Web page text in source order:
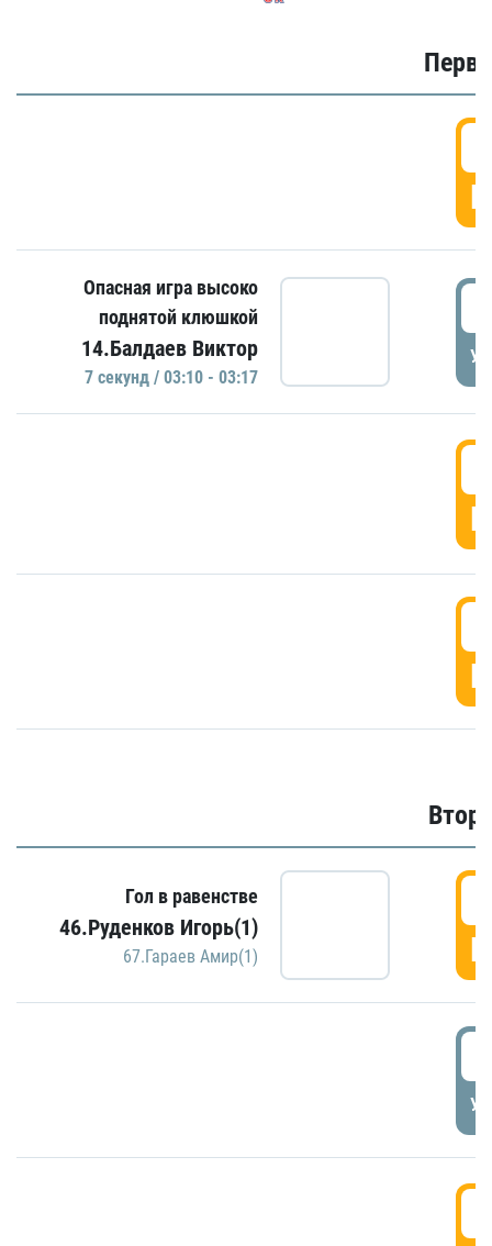
Опасная игра высоко
поднятой клюшкой
14.Балдаев Виктор
7 секунд / 03:10 - 03:17
Гол в равенстве
46.Руденков Игорь(1)
67.Гараев Амир(1)